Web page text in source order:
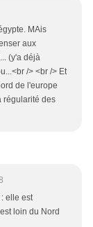
MAis
aux
(y'a déjà
/> <br /> Et
de l'europe
régularité des
elle est
loin du Nord